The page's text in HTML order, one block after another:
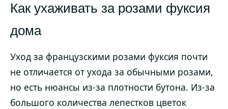
Как ухаживать за розами фуксия
дома
Уход за французскими розами фуксия почти
не отличается от ухода за обычными розами,
но есть нюансы из-за плотности бутона. Из-за
большого количества лепестков цветок